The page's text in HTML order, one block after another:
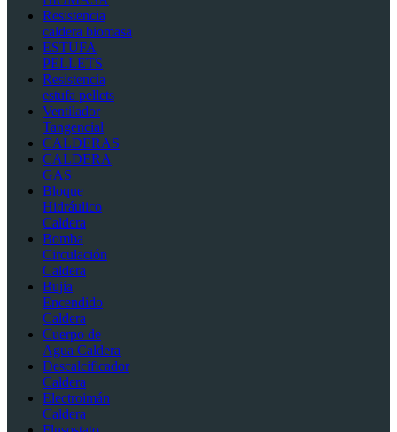
Resistencia
caldera biomasa
ESTUFA
PELLETS
Resistencia
estufa pellets
Ventilador
Tangencial
CALDERAS
CALDERA
GAS
Bloque
Hidráulico
Caldera
Bomba
Circulación
Caldera
Bujía
Encendido
Caldera
Cuerpo de
Agua Caldera
Descalcificador
Caldera
Electroimán
Caldera